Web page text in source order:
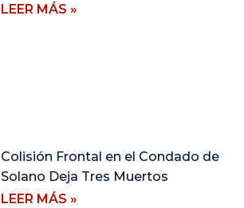
LEER MÁS »
Colisión Frontal en el Condado de
Solano Deja Tres Muertos
LEER MÁS »